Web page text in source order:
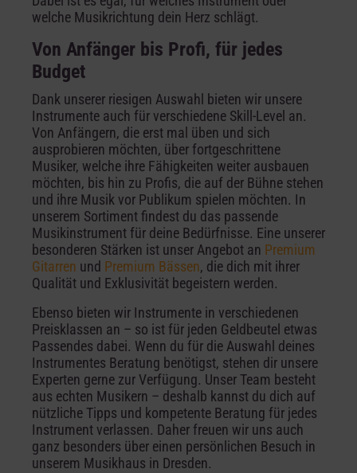
welche Musikrichtung dein Herz schlägt.
Von Anfänger bis Profi, für jedes
Budget
Dank unserer riesigen Auswahl bieten wir unsere
Instrumente auch für verschiedene Skill-Level an.
Von Anfängern, die erst mal üben und sich
ausprobieren möchten, über fortgeschrittene
Musiker, welche ihre Fähigkeiten weiter ausbauen
möchten, bis hin zu Profis, die auf der Bühne stehen
und ihre Musik vor Publikum spielen möchten. In
unserem Sortiment findest du das passende
Musikinstrument für deine Bedürfnisse. Eine unserer
besonderen Stärken ist unser Angebot an Premium
Gitarren und Premium Bässen, die dich mit ihrer
Qualität und Exklusivität begeistern werden.
Ebenso bieten wir Instrumente in verschiedenen
Preisklassen an – so ist für jeden Geldbeutel etwas
Passendes dabei. Wenn du für die Auswahl deines
Instrumentes Beratung benötigst, stehen dir unsere
Experten gerne zur Verfügung. Unser Team besteht
aus echten Musikern – deshalb kannst du dich auf
nützliche Tipps und kompetente Beratung für jedes
Instrument verlassen. Daher freuen wir uns auch
ganz besonders über einen persönlichen Besuch in
unserem Musikhaus in Dresden.